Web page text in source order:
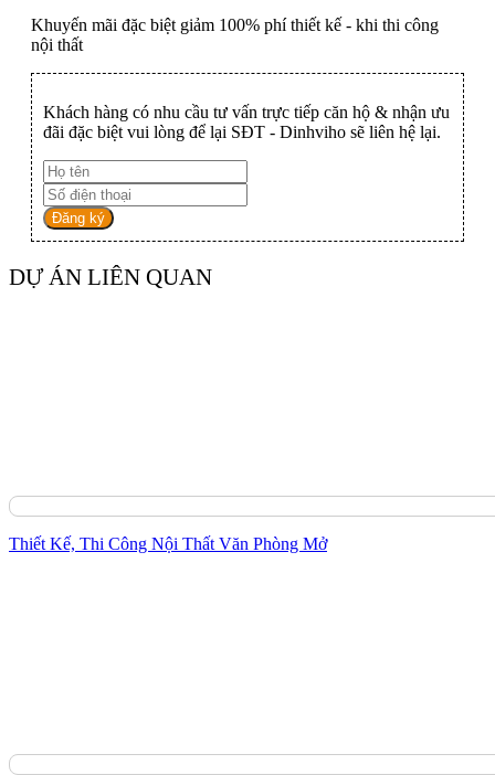
Khuyến mãi đặc biệt giảm 100% phí thiết kế - khi thi công
nội thất
Khách hàng có nhu cầu tư vấn trực tiếp căn hộ & nhận ưu
đãi đặc biệt vui lòng để lại SĐT - Dinhviho sẽ liên hệ lại.
Đăng ký
DỰ ÁN LIÊN QUAN
Thiết Kế, Thi Công Nội Thất Văn Phòng Mở